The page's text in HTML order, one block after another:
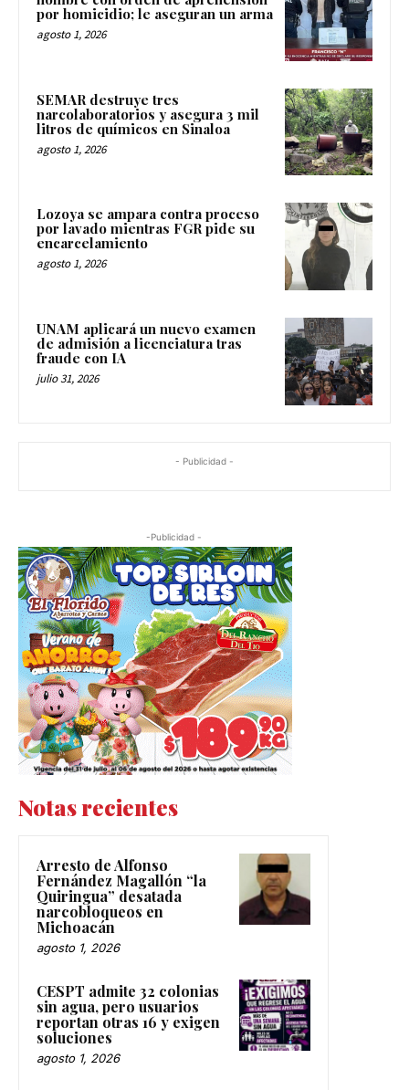
por homicidio; le aseguran un arma
agosto 1, 2026
SEMAR destruye tres
narcolaboratorios y asegura 3 mil
litros de químicos en Sinaloa
agosto 1, 2026
Lozoya se ampara contra proceso
por lavado mientras FGR pide su
encarcelamiento
agosto 1, 2026
UNAM aplicará un nuevo examen
de admisión a licenciatura tras
fraude con IA
julio 31, 2026
- Publicidad -
-Publicidad -
Notas recientes
Arresto de Alfonso
Fernández Magallón “la
Quiringua” desatada
narcobloqueos en
Michoacán
agosto 1, 2026
CESPT admite 32 colonias
sin agua, pero usuarios
reportan otras 16 y exigen
soluciones
agosto 1, 2026